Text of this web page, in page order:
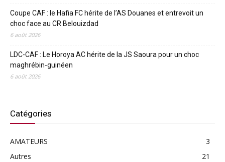
Coupe CAF : le Hafia FC hérite de l’AS Douanes et entrevoit un
choc face au CR Belouizdad
6 août 2026
LDC-CAF : Le Horoya AC hérite de la JS Saoura pour un choc
maghrébin-guinéen
6 août 2026
Catégories
AMATEURS
3
Autres
21